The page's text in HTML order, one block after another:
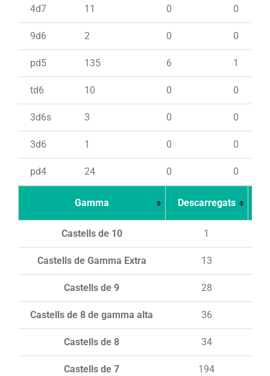
4d7 11 0 0
9d6 2 0 0
pd5 135 6 1
td6 10 0 0
3d6s 3 0 0
3d6 1 0 0
pd4 24 0 0
Gamma Descarregats
Castells de 10 1
Castells de Gamma Extra 13
Castells de 9 28
Castells de 8 de gamma alta 36
Castells de 8 34
Castells de 7 194